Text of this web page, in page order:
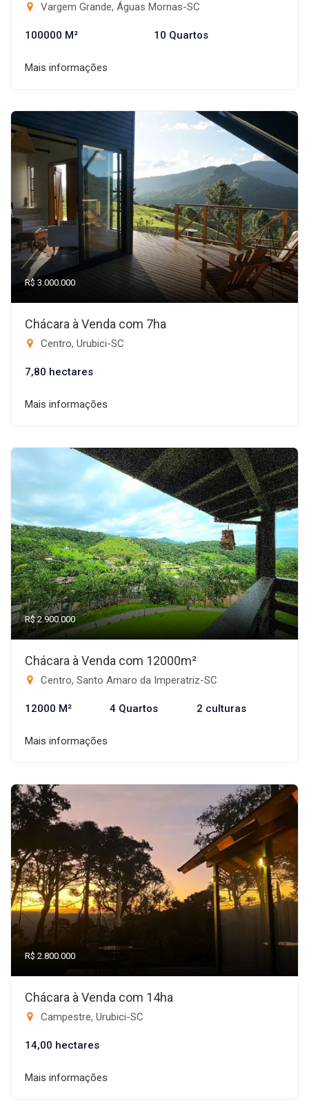
Vargem Grande, Águas Mornas-SC
100000 M² 10 Quartos
Mais informações
R$ 3.000.000
Chácara à Venda com 7ha
Centro, Urubici-SC
7,80 hectares
Mais informações
R$ 2.900.000
Chácara à Venda com 12000m²
Centro, Santo Amaro da Imperatriz-SC
12000 M² 4 Quartos 2 culturas
Mais informações
R$ 2.800.000
Chácara à Venda com 14ha
Campestre, Urubici-SC
14,00 hectares
Mais informações